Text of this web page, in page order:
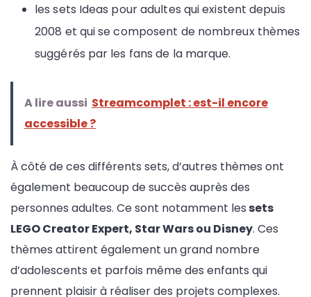
les sets Ideas pour adultes qui existent depuis
2008 et qui se composent de nombreux thèmes
suggérés par les fans de la marque.
A lire aussi Streamcomplet : est-il encore
accessible ?
À côté de ces différents sets, d’autres thèmes ont
également beaucoup de succès auprès des
personnes adultes. Ce sont notamment les sets
LEGO Creator Expert, Star Wars ou Disney. Ces
thèmes attirent également un grand nombre
d’adolescents et parfois même des enfants qui
prennent plaisir à réaliser des projets complexes.